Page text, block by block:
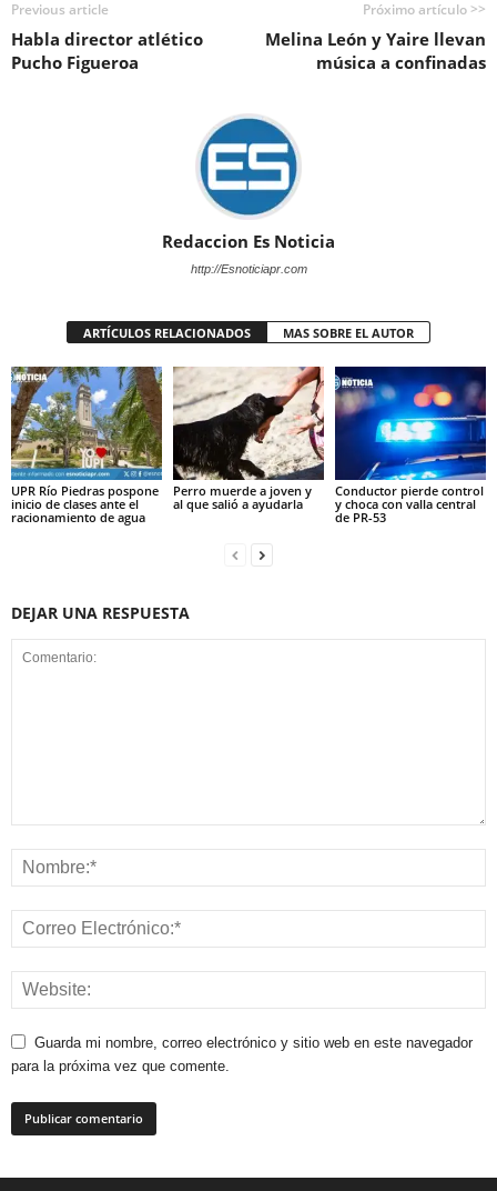
Previous article
Habla director atlético
Pucho Figueroa
Próximo artículo >>
Melina León y Yaire llevan
música a confinadas
Redaccion Es Noticia
http://Esnoticiapr.com
ARTÍCULOS RELACIONADOS MAS SOBRE EL AUTOR
UPR Río Piedras pospone
inicio de clases ante el
racionamiento de agua
Perro muerde a joven y
al que salió a ayudarla
Conductor pierde control
y choca con valla central
de PR-53
DEJAR UNA RESPUESTA
Guarda mi nombre, correo electrónico y sitio web en este navegador
para la próxima vez que comente.